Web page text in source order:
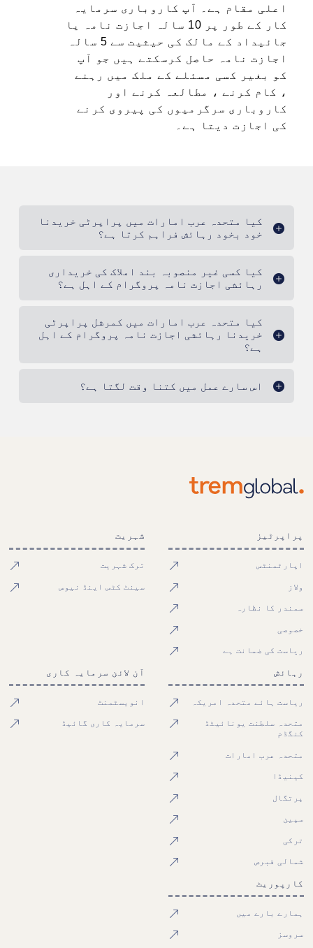
اعلی مقام ہے۔ آپ کاروباری سرمایہ
کار کے طور پر 10 سالہ اجازت نامہ یا
جائیداد کے مالک کی حیثیت سے 5 سالہ
اجازت نامہ حاصل کرسکتے ہیں جو آپ
کو بغیر کسی مسئلے کے ملک میں رہنے
، کام کرنے ، مطالعہ کرنے اور
کاروباری سرگرمیوں کی پیروی کرنے
کی اجازت دیتا ہے۔
کیا متحدہ عرب امارات میں پراپرٹی خریدنا
خود بخود رہائش فراہم کرتا ہے؟
کیا کسی غیر منصوبہ بند املاک کی خریداری
رہائشی اجازت نامہ پروگرام کے اہل ہے؟
کیا متحدہ عرب امارات میں کمرشل پراپرٹی
خریدنا رہائشی اجازت نامہ پروگرام کے اہل
ہے؟
اس سارے عمل میں کتنا وقت لگتا ہے؟
پراپرٹیز
اپارٹمنٹس
ولاز
سمندر کا نظارہ
خصوصی
ریاست کی ضمانت ہے
شہریت
ترک شہریت
سینٹ کٹس اینڈ نیوس
رہائش
ریاست ہائے متحدہ امریکہ
متحدہ سلطنت یونائیٹڈ
کنگڈم
متحدہ عرب امارات
کینیڈا
پرتگال
سپین
ترکی
شمالی قبرص
آن لائن سرمایہ کاری
انویسٹمنٹ
سرمایہ کاری گائیڈ
کارپوریٹ
ہمارے بارے میں
سروسز